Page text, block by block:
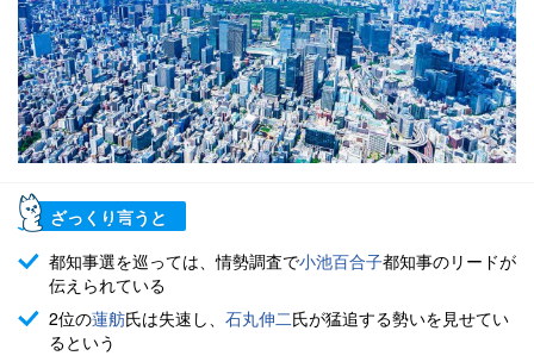
ざっくり言うと
都知事選を巡っては、情勢調査で小池百合子都知事のリードが
伝えられている
2位の蓮舫氏は失速し、 石丸伸二氏が猛追する勢いを見せてい
るという